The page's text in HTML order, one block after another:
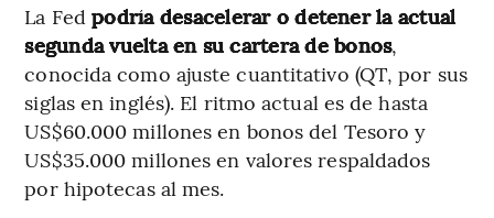
La Fed podría desacelerar o detener la actual
segunda vuelta en su cartera de bonos,
conocida como ajuste cuantitativo (QT, por sus
siglas en inglés). El ritmo actual es de hasta
US$60.000 millones en bonos del Tesoro y
US$35.000 millones en valores respaldados
por hipotecas al mes.